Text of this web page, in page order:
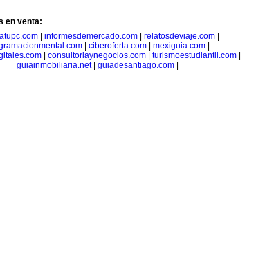
en venta:
informesdemercado.com relatosdeviaje.com
| ciberoferta.com| mexiguia.com|
consultoriaynegocios.com turismoestudiantil.com
guiainmobiliaria.net| guiadesantiago.com